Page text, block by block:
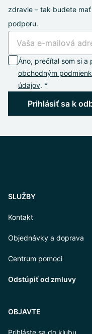
zdravie – tak budete
podporu.
Áno, prečítal som si a
obchodným
údajov. *
Prihlásiť sa k
SLUŽBY
Kontakt
Objednávky a doprava
Centrum pomoci
Odstúpiť od zmluvy
OBJAVTE
Prihláste sa do klubu